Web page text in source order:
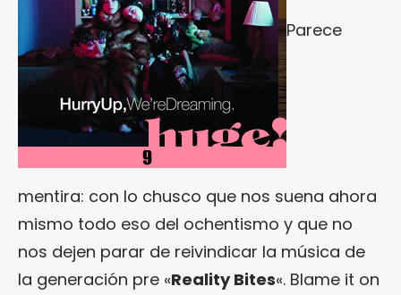
Parece
mentira: con lo chusco que nos suena ahora
mismo todo eso del ochentismo y que no
nos dejen parar de reivindicar la música de
la generación pre «Reality Bites«. Blame it on